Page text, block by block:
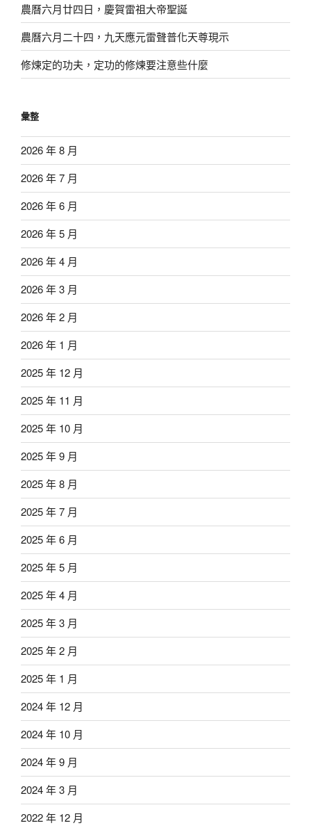
農曆六月廿四日，慶賀雷祖大帝聖誕
農曆六月二十四，九天應元雷聲普化天尊現示
修煉定的功夫，定功的修煉要注意些什麼
彙整
2026 年 8 月
2026 年 7 月
2026 年 6 月
2026 年 5 月
2026 年 4 月
2026 年 3 月
2026 年 2 月
2026 年 1 月
2025 年 12 月
2025 年 11 月
2025 年 10 月
2025 年 9 月
2025 年 8 月
2025 年 7 月
2025 年 6 月
2025 年 5 月
2025 年 4 月
2025 年 3 月
2025 年 2 月
2025 年 1 月
2024 年 12 月
2024 年 10 月
2024 年 9 月
2024 年 3 月
2022 年 12 月